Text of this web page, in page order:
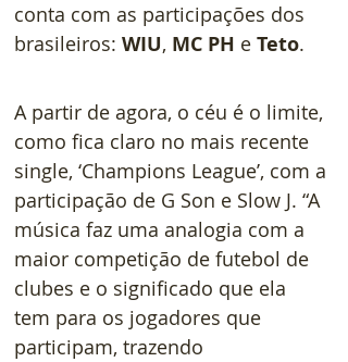
conta com as participações dos
brasileiros: WIU, MC PH e Teto.
A partir de agora, o céu é o limite,
como fica claro no mais recente
single, ‘Champions League’, com a
participação de G Son e Slow J. “A
música faz uma analogia com a
maior competição de futebol de
clubes e o significado que ela
tem para os jogadores que
participam, trazendo